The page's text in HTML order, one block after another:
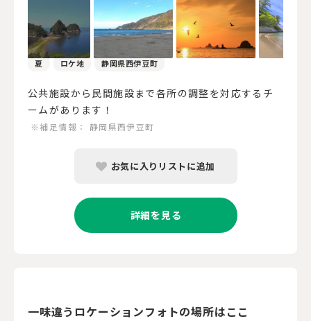
夏 ロケ地 静岡県西伊豆町
公共施設から民間施設まで各所の調整を対応するチ
ームがあります！
※補足情報： 静岡県西伊豆町
お気に入りリストに追加
詳細を見る
一味違うロケーションフォトの場所はここ